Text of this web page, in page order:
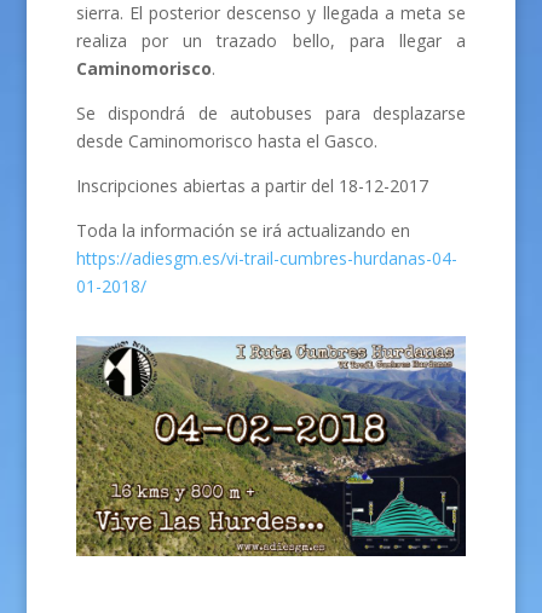
sierra. El posterior descenso y llegada a meta se
realiza por un trazado bello, para llegar a
Caminomorisco.
Se dispondrá de autobuses para desplazarse
desde Caminomorisco hasta el Gasco.
Inscripciones abiertas a partir del 18-12-2017
Toda la información se irá actualizando en
https://adiesgm.es/vi-trail-cumbres-hurdanas-04-
01-2018/